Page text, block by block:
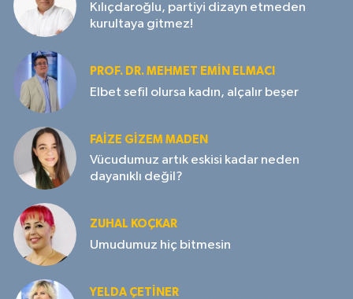
Kılıçdaroğlu, partiyi dizayn etmeden
kurultaya gitmez!
PROF. DR. MEHMET EMIN ELMACI
Elbet sefil olursa kadın, alçalır beşer
FAIZE GIZEM MADEN
Vücudumuz artık eskisi kadar neden
dayanıklı değil?
ZUHAL KOÇKAR
Umudumuz hiç bitmesin
YELDA ÇETİNER